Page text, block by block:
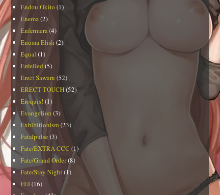
Endou Okito (1)
Enema(2)
Enfermera(4)
Enuma Elish (2)
Equal (1)
Erdelied (5)
Erect Sawaru (52)
ERECT TOUCH(52)
Eroquis! (1)
Evangelion (3)
Exhibitionism(23)
Fatalpulse (3)
Fate/EXTRA CCC (1)
Fate/Grand Order(8)
Fate/Stay Night(1)
FEI(16)